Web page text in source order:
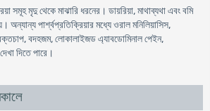
সমূহ মৃদু থেকে মাঝারি ধরনের। ডায়রিয়া, মাথাব্যথা এবং বমি
অন্যান্য পার্শ্বপ্রতিক্রিয়ার মধ্যে ওরাল মনিলিয়াসিস,
বদহজম, লোকালাইজড এ্যাবডোমিনাল পেইন,
দিতে পারে।